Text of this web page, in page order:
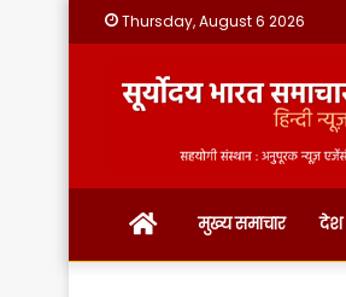
Thursday, August 6 2026
होम मुख्य समाचार देश